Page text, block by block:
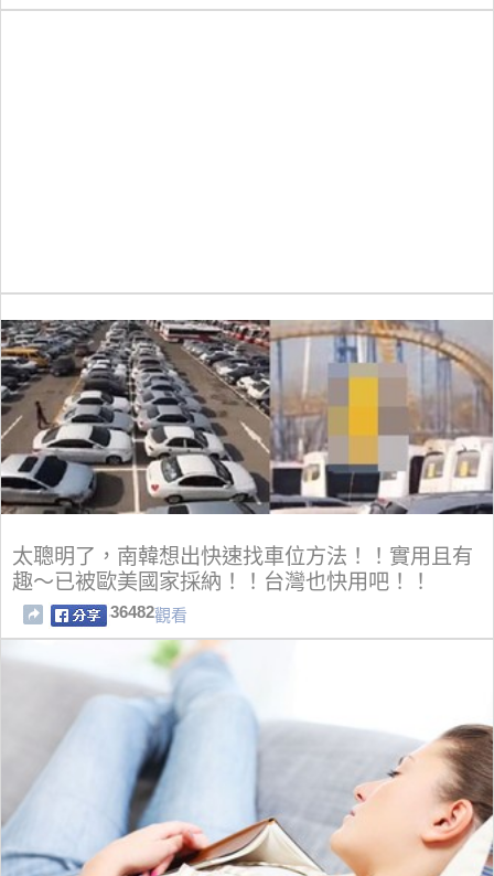
太聰明了，南韓想出快速找車位方法！！實用且有
趣～已被歐美國家採納！！台灣也快用吧！！
36482觀看